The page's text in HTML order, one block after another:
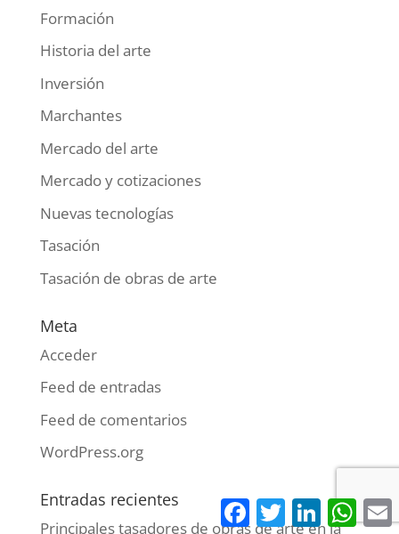
Formación
Historia del arte
Inversión
Marchantes
Mercado del arte
Mercado y cotizaciones
Nuevas tecnologías
Tasación
Tasación de obras de arte
Meta
Acceder
Feed de entradas
Feed de comentarios
WordPress.org
Entradas recientes
Principales tasadores de obras de arte en la
Facebook
TwitterLinkedIn